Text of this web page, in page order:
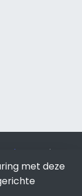
SEO-bureau
Lion
SEO
van Lion
met deze